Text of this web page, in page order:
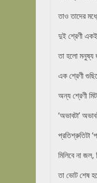
তাও তাদের
দুই শ্রেণী
তা হলো মনুষ্য
এক শ্রেণী
অন্য শ্রেণী
‘অভাবটা’
প্রতিশ্রুতিটা
মিলিবে না
তা ভোট শেষ